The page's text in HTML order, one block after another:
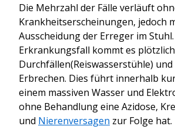
Die Mehrzahl der Fälle verläuft
Krankheitserscheinungen, jedoch
Ausscheidung der Erreger im
Erkrankungsfall kommt es
Durchfällen(Reiswasserstühle)
Erbrechen. Dies führt innerhalb
einem massiven Wasser und
ohne Behandlung eine Azidose,
und Nierenversagen zur Folge hat.